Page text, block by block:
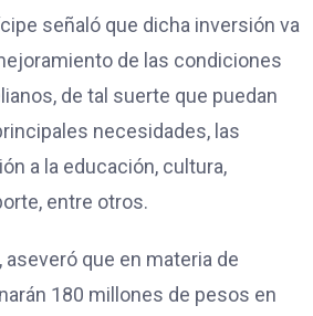
señaló que dicha inversión va
de las condiciones
de tal suerte que puedan
necesidades, las
a la educación, cultura,
entre otros.
aseveró que en materia de
180 millones de pesos en